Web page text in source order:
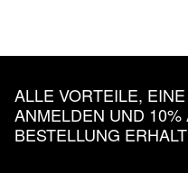
ALLE VORTEILE,
ANMELDEN UND 10%
BESTELLUNG